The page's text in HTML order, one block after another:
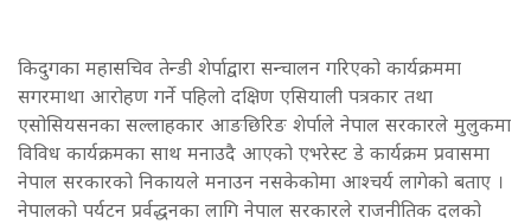
किदुगका महासचिव तेन्डी शेर्पाद्वारा सन्चालन गरिएको कार्यक्रममा
सगरमाथा आरोहण गर्ने पहिलो दक्षिण एसियाली पत्रकार तथा
एसोसियसनका सल्लाहकार आङछिरिङ शेर्पाले नेपाल सरकारले मुलुकमा
विविध कार्यक्रमका साथ मनाउदै आएको एभरेस्ट डे कार्यक्रम प्रवासमा
नेपाल सरकारको निकायले मनाउन नसकेकोमा आश्चर्य लागेको बताए ।
नेपालको पर्यटन प्रर्वद्धनका लागि नेपाल सरकारले राजनीतिक दलको